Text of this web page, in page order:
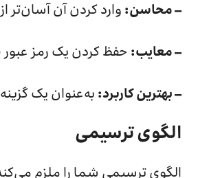
– محاسن: وارد کردن آن آسان‌تر
– معایب: حفظ کردن یک رمز عبور
– بهترین کاربرد: به‌عنوان یک
الگوی ترسیمی